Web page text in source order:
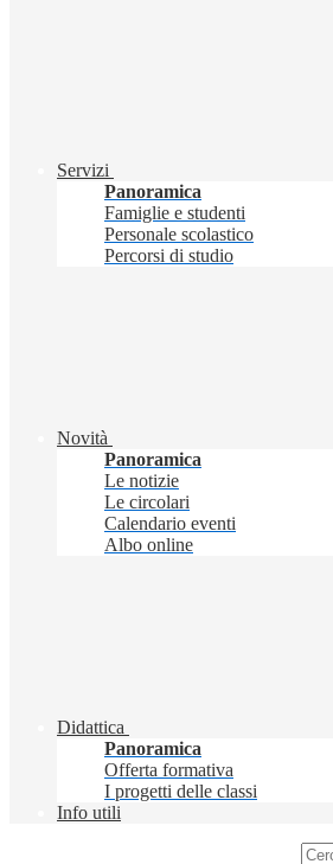
Servizi
Panoramica
Famiglie e studenti
Personale scolastico
Percorsi di studio
Novità
Panoramica
Le notizie
Le circolari
Calendario eventi
Albo online
Didattica
Panoramica
Offerta formativa
I progetti delle classi
Info utili